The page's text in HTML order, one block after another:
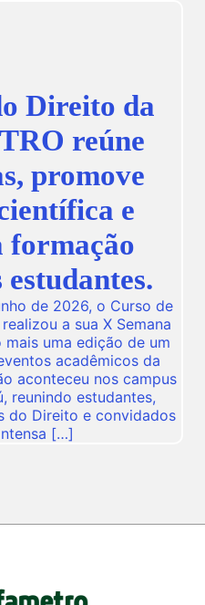
Direito da
reúne
promove
e
formação
de 2026, o Curso de
a sua X Semana
uma edição de um
acadêmicos da
aconteceu nos campus
reunindo estudantes,
do Direito e convidados
[…]